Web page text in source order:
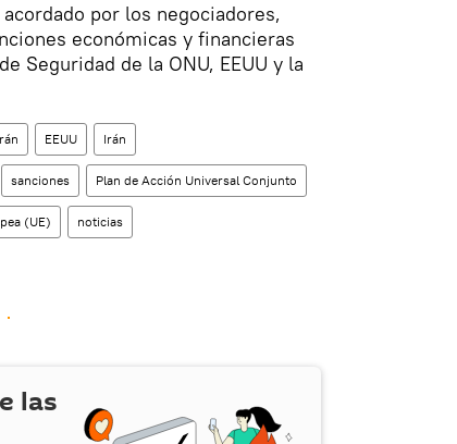
por los negociadores,
económicas y financieras
Seguridad de la ONU, EEUU y la
EEUU Irán
sanciones Plan de Acción Universal Conjunto
(UE) noticias
las